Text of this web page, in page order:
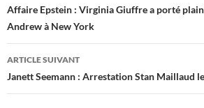
des
articles
Affaire Epstein : Virginia Giuffre a porté
Andrew à New York
ARTICLE SUIVANT
Janett Seemann : Arrestation Stan Maillaud